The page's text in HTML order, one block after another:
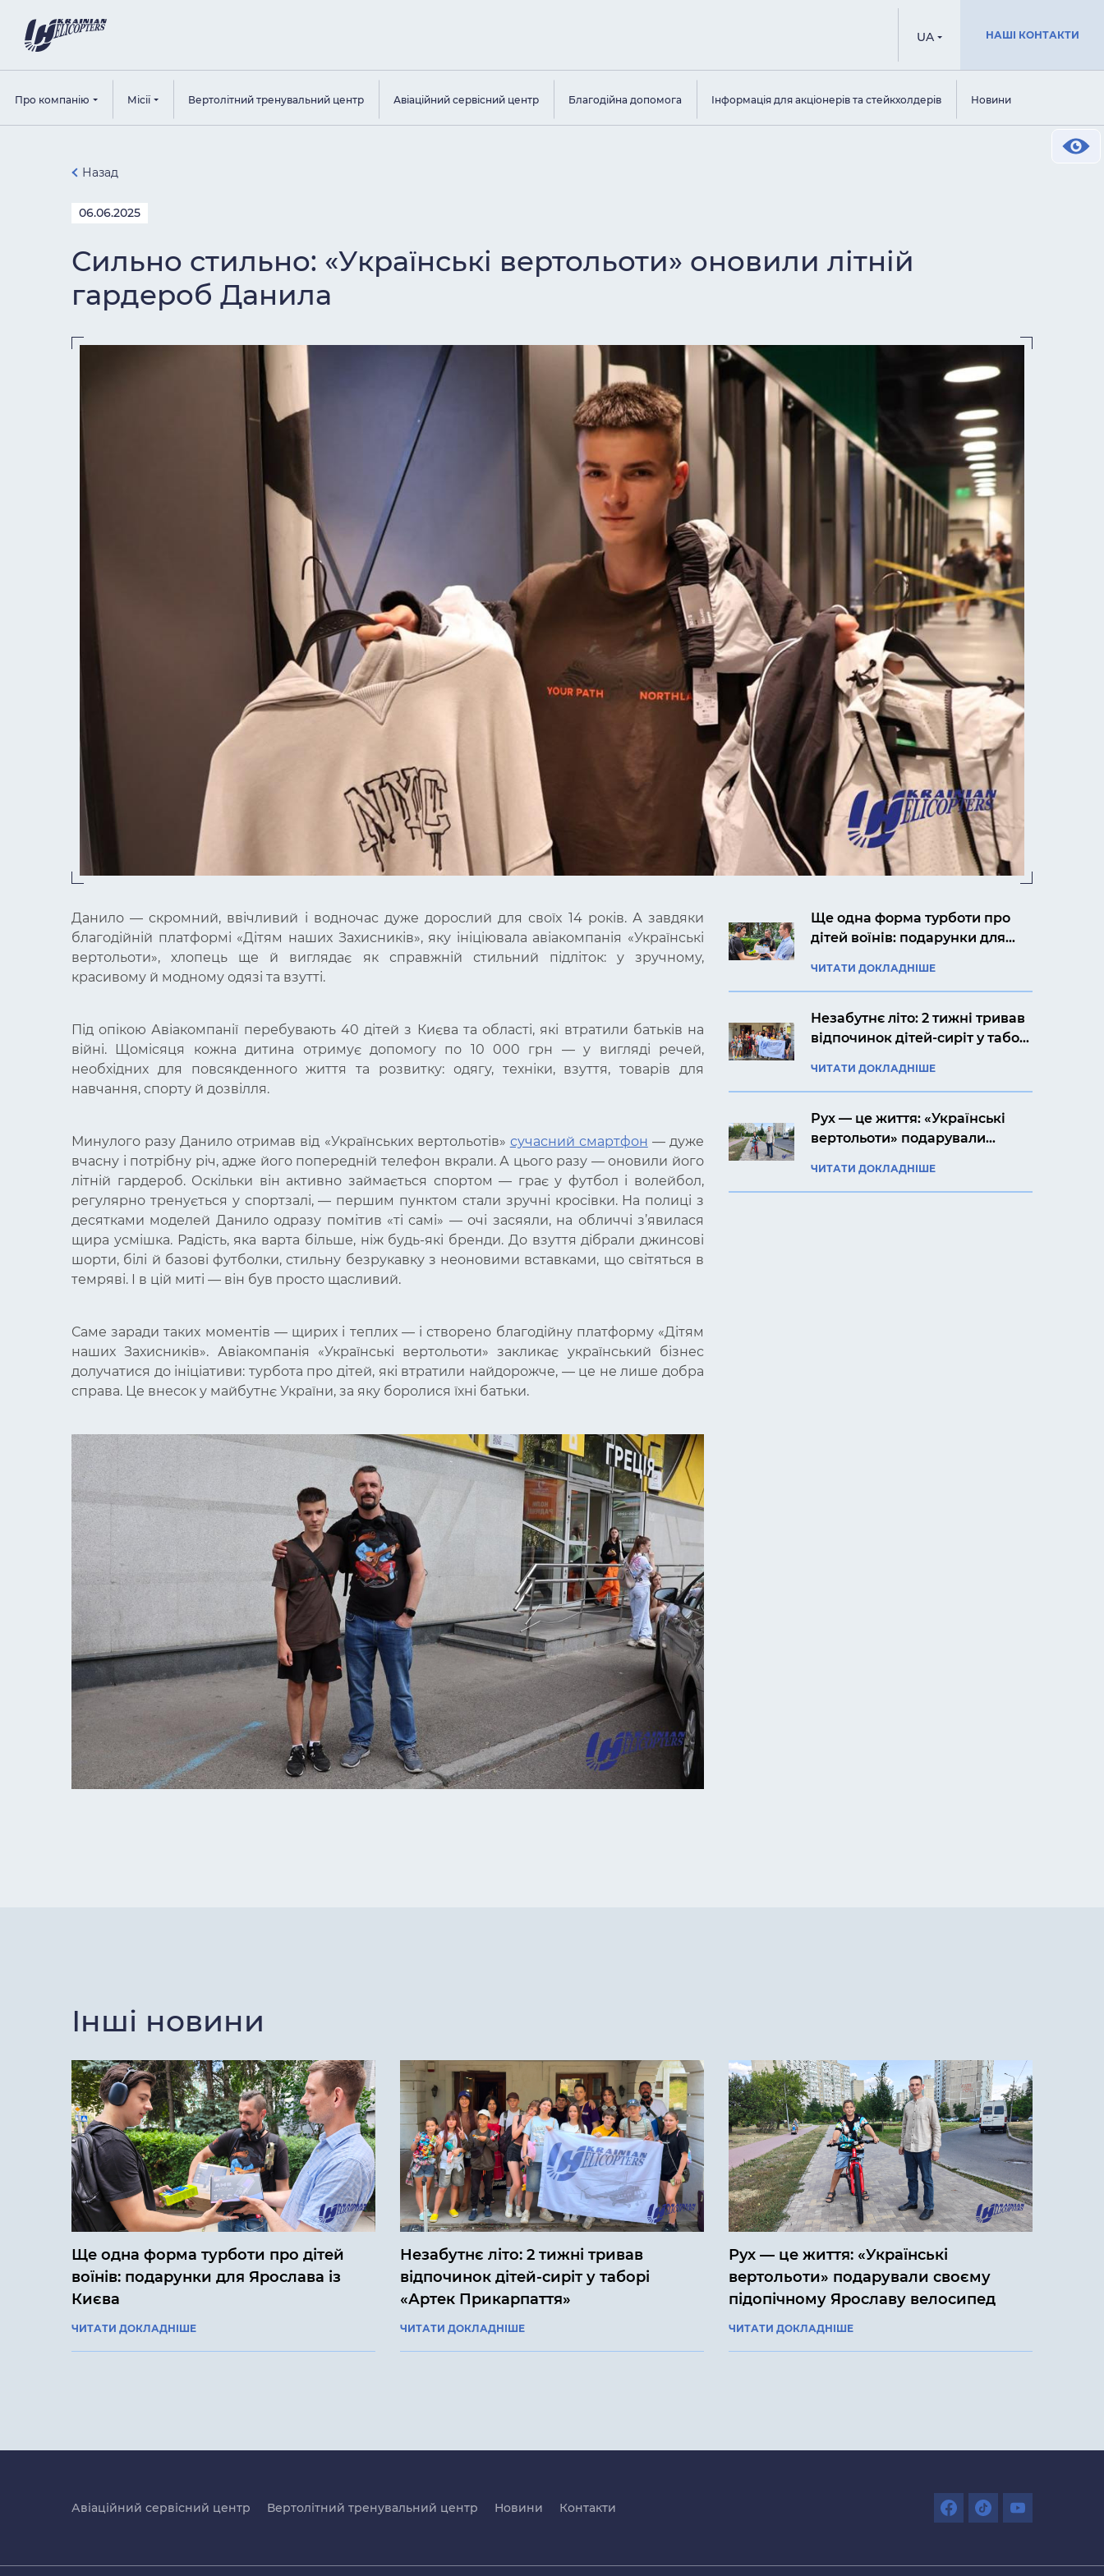
UA НАШІ КОНТАКТИ
Про компанію Місії Вертолітний тренувальний центр Авіаційний сервісний центр Благодійна допомога Інформація для акціонерів та стейкхолдерів Новини
Назад
06.06.2025
Сильно стильно: «Українські вертольоти» оновили літній
гардероб Данила
Данило — скромний, ввічливий і водночас дуже дорослий для своїх 14 років. А завдяки
благодійній платформі «Дітям наших Захисників», яку ініціювала авіакомпанія «Українські
вертольоти», хлопець ще й виглядає як справжній стильний підліток: у зручному,
красивому й модному одязі та взутті.
Під опікою Авіакомпанії перебувають 40 дітей з Києва та області, які втратили батьків на
війні. Щомісяця кожна дитина отримує допомогу по 10 000 грн — у вигляді речей,
необхідних для повсякденного життя та розвитку: одягу, техніки, взуття, товарів для
навчання, спорту й дозвілля.
Минулого разу Данило отримав від «Українських вертольотів» сучасний смартфон — дуже
вчасну і потрібну річ, адже його попередній телефон вкрали.А цього разу — оновили його
літній гардероб. Оскільки він активно займається спортом — грає у футбол і волейбол,
регулярно тренується у спортзалі, — першим пунктом стали зручні кросівки. На полиці з
десятками моделей Данило одразу помітив «ті самі» — очі засяяли, на обличчі з’явилася
щира усмішка. Радість, яка варта більше, ніж будь-які бренди. До взуття дібрали джинсові
шорти, білі й базові футболки, стильну безрукавку з неоновими вставками, що світяться в
темряві. І в цій миті — він був просто щасливий.
Саме заради таких моментів — щирих і теплих — і створено благодійну платформу «Дітям
наших Захисників». Авіакомпанія «Українські вертольоти» закликає український бізнес
долучатися до ініціативи: турбота про дітей, які втратили найдорожче, — це не лише добра
справа. Це внесок у майбутнє України, за яку боролися їхні батьки.
Ще одна форма турботи про
дітей воїнів: подарунки для
ЧИТАТИ ДОКЛАДНІШЕ
Незабутнє літо: 2 тижні тривав
відпочинок дітей-сиріт у таборі
ЧИТАТИ ДОКЛАДНІШЕ
Рух — це життя: «Українські
вертольоти» подарували
велосипед
ЧИТАТИ ДОКЛАДНІШЕ
Інші новини
Ще одна форма турботи про дітей
воїнів: подарунки для Ярослава із
Києва
ЧИТАТИ ДОКЛАДНІШЕ
Незабутнє літо: 2 тижні тривав
відпочинок дітей-сиріт у таборі
«Артек Прикарпаття»
ЧИТАТИ ДОКЛАДНІШЕ
Рух — це життя: «Українські
вертольоти» подарували своєму
підопічному Ярославу велосипед
ЧИТАТИ ДОКЛАДНІШЕ
Авіаційний сервісний центр Вертолітний тренувальний центр Новини Контакти